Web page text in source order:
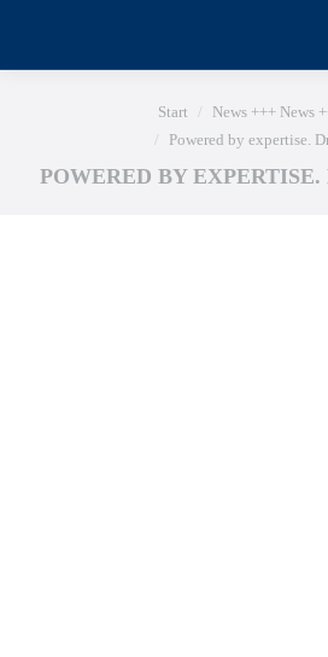
Sie befinden sich hier:
Start
News +++ News
Powered by expertise.
POWERED BY